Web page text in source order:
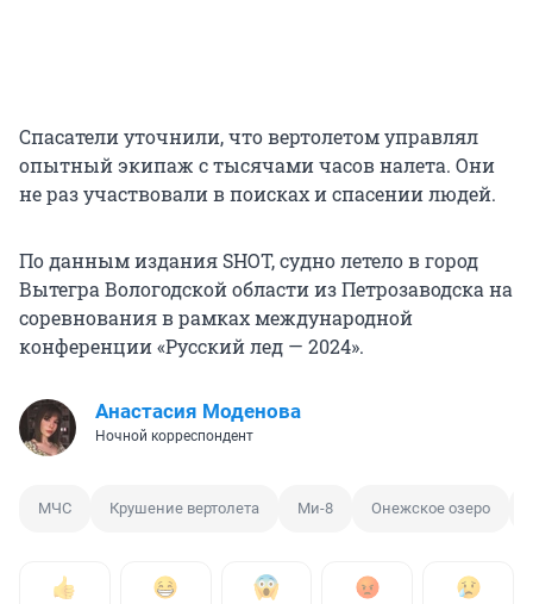
Спасатели уточнили, что вертолетом управлял
опытный экипаж с тысячами часов налета. Они
не раз участвовали в поисках и спасении людей.
По данным издания SHOT, судно летело в город
Вытегра Вологодской области из Петрозаводска на
соревнования в рамках международной
конференции «Русский лед — 2024».
Анастасия Моденова
Ночной корреспондент
МЧС Крушение вертолета Ми-8 Онежское озеро